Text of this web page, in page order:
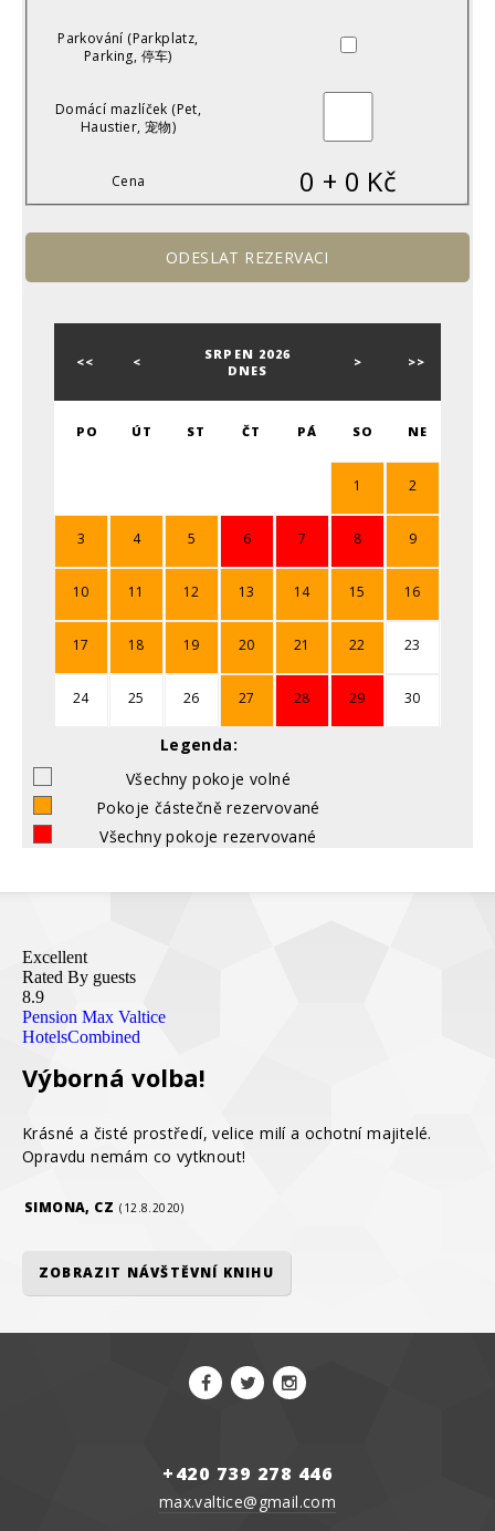
Parkování (Parkplatz,
Parking, 停车)
Domácí mazlíček (Pet,
Haustier, 宠物)
Cena 0 + 0 Kč
<< <
SRPEN 2026
DNES
> >>
PO ÚT ST ČT PÁ SO NE
1 2
3 4 5 6 7 8 9
10 11 12 13 14 15 16
17 18 19 20 21 22 23
24 25 26 27 28 29 30
Legenda:
Všechny pokoje volné
Pokoje částečně rezervované
Všechny pokoje rezervované
Excellent
Rated By guests
8.9
Pension Max Valtice
HotelsCombined
Výborná volba!
Krásné a čisté prostředí, velice milí a ochotní majitelé.
Opravdu nemám co vytknout!
SIMONA, CZ (12.8.2020)
ZOBRAZIT NÁVŠTĚVNÍ KNIHU
+420 739 278 446
max.valtice@gmail.com